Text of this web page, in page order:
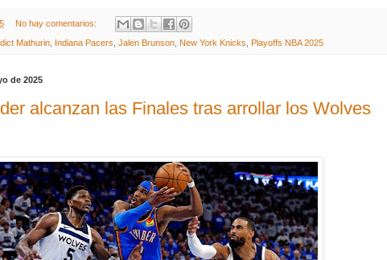
No hay comentarios:
Mathurin Indiana Pacers Jalen Brunson New York Knicks Playoffs NBA 2025
de 2025
alcanzan las Finales tras arrollar los Wolves